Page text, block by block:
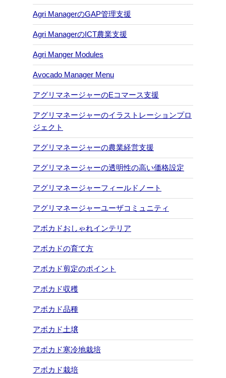
Agri ManagerのGAP管理支援
Agri ManagerのICT農業支援
Agri Manger Modules
Avocado Manager Menu
アグリマネージャーのEコマース支援
アグリマネージャーのイラストレーションプロ
ジェクト
アグリマネージャーの農業経営支援
アグリマネージャーの透明性の高い価格設定
アグリマネージャーフィールドノート
アグリマネージャーユーザコミュニティ
アボカドおしゃれインテリア
アボカドの育て方
アボカド剪定のポイント
アボカド収穫
アボカド品種
アボカド土壌
アボカド寒冷地栽培
アボカド栽培